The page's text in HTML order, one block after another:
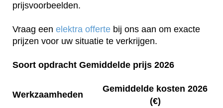
prijsvoorbeelden.
Vraag een elektra offerte bij ons aan om exacte
prijzen voor uw situatie te verkrijgen.
Soort opdracht Gemiddelde prijs 2026
Werkzaamheden
Gemiddelde kosten 2026
(€)